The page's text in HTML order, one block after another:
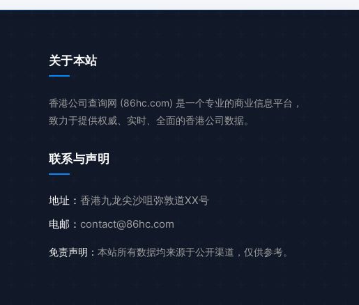
关于本站
香港公司查询网 (86hc.com) 是一个专业的商业信息平台，
致力于提供权威、实时、全面的香港公司数据。
联系与声明
地址： 香港九龙尖沙咀弥敦道XX号
电邮： contact@86hc.com
免责声明： 本站所有数据均来源于公开渠道，仅供参考。